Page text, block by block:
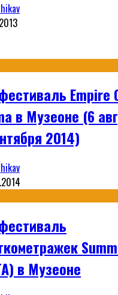
Empire
в Музеоне (6
2014)
в Музеоне